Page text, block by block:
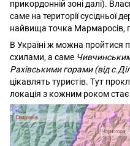
прикордонній зоні далі).
саме на території сусідньої
найвища точка Мармаросів,
В Україні ж можна пройтися
схилами, а саме
Рахівськими горами (від
цікавлять туристів. Тут
локація з кожним роком